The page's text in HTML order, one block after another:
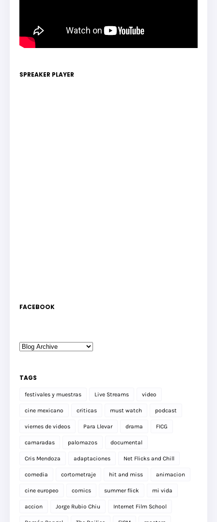
SPREAKER PLAYER
FACEBOOK
TAGS
festivales y muestras Live Streams video
cine mexicano criticas must watch podcast
viernes de videos Para Llevar drama FICG
camaradas palomazos documental
Cris Mendoza adaptaciones Net Flicks and Chill
comedia cortometraje hit and miss animacion
cine europeo comics summer flick mi vida
accion Jorge Rubio Chiu Internet Film School